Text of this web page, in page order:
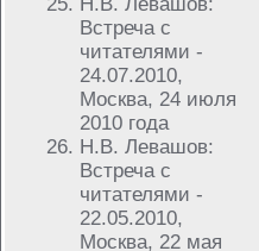
Встреча с
читателями -
24.07.2010,
Москва, 24 июля
2010 года
Н.В. Левашов:
Встреча с
читателями -
22.05.2010,
Москва, 22 мая